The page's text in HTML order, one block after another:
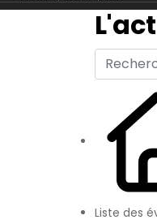
Liste des